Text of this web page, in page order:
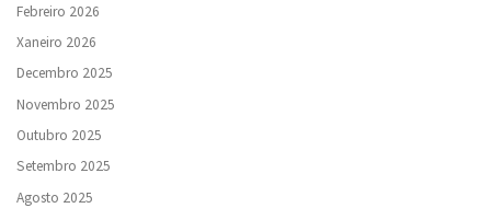
Febreiro 2026
Xaneiro 2026
Decembro 2025
Novembro 2025
Outubro 2025
Setembro 2025
Agosto 2025